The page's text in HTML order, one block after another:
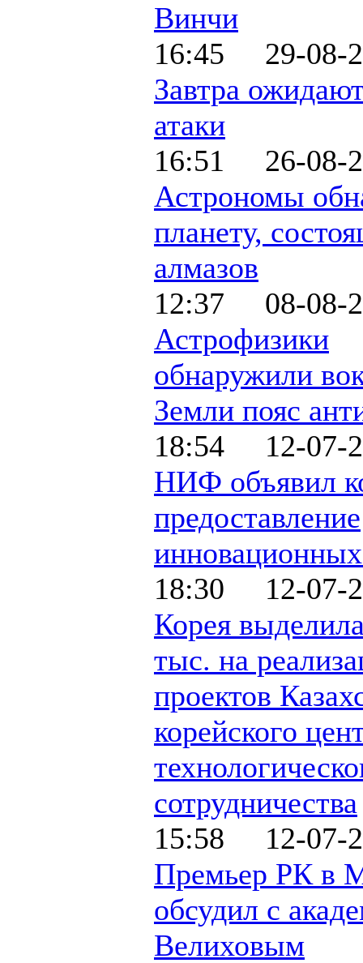
Винчи
16:45 29-08-
Завтра
атаки
16:51 26-08-
Астрономы
планету,
алмазов
12:37 08-08-
Астрофизики
обнаружили
Земли пояс
18:54 12-07-
НИФ объявил
предоставление
18:30 12-07-
Корея
тыс. на
проектов
корейского
сотрудничества
15:58 12-07-
Премьер РК в
обсудил с
Велиховым